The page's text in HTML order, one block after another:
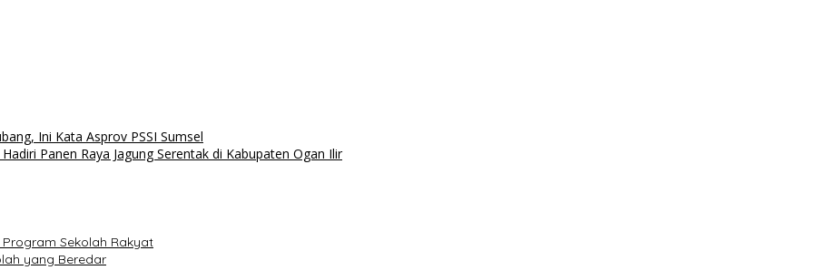
Ini Kata Asprov PSSI Sumsel
Panen Raya Jagung Serentak di Kabupaten Ogan Ilir
Sekolah Rakyat
yang Beredar